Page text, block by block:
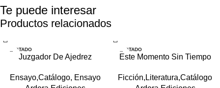
Te puede interesar
Productos relacionados
AGOTADO
Juzgador De Ajedrez
Ensayo,Catálogo, Ensayo
AGOTADO
Este Momento Sin Tiempo
Ficción,Literatura,Catálogo